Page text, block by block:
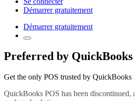
Démarrer gratuitement
Démarrer gratuitement
Preferred by QuickBooks
Get the only POS trusted by QuickBooks
QuickBooks POS has been discontinued,